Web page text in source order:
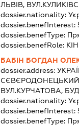
ЛЬВІВ,
dossier.nationality:
dossier.benefInterest:
dossier.benefType:
dossier.benefRole:
БАБІН БОГДАН
dossier.address:
ВУЛ.КУРЧАТОВА,
dossier.nationality:
dossier.benefInterest:
dossier.benefType: